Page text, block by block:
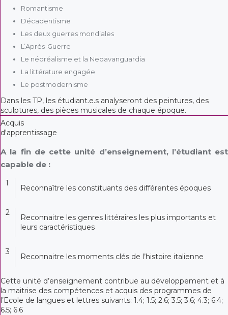
Romantisme
Décadentisme
Les deux guerres mondiales
L’Après-Guerre
Le néoréalisme et la Neoavanguardia
La littérature engagée
Le postmodernisme
Dans les TP, les étudiant.e.s analyseront des peintures, des
sculptures, des pièces musicales de chaque époque.
Acquis
d'apprentissage
A la fin de cette unité d’enseignement, l’étudiant est
capable de :
1
Reconnaître les constituants des différentes époques
2
Reconnaitre les genres littéraires les plus importants et
leurs caractéristiques
3
Reconnaitre les moments clés de l’histoire italienne
Cette unité d’enseignement contribue au développement et à
la maitrise des compétences et acquis des programmes de
l’Ecole de langues et lettres suivants: 1.4; 1.5; 2.6; 3.5; 3.6; 4.3; 6.4;
6.5; 6.6